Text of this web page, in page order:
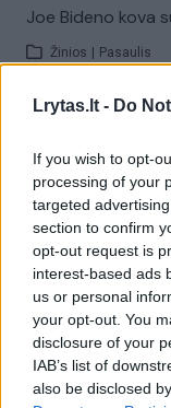
Lrytas.lt - Do
If you wish to opt-
processing of your
targeted
section to confirm
opt-out request is
interest-based ads
us or personal
your opt-out. You
disclosure of your
IAB’s list of
also be disclosed
Joe Bideno kova
Žinios Pasaulis
Vaizdai iš
vaiko gyvybių
Žinios Lietuvos